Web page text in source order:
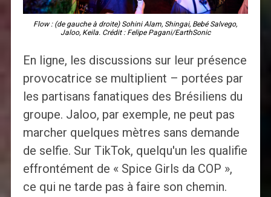
Flow : (de gauche à droite) Sohini Alam, Shingai, Bebé Salvego,
Jaloo, Keila. Crédit : Felipe Pagani/EarthSonic
En ligne, les discussions sur leur présence
provocatrice se multiplient – ​​portées par
les partisans fanatiques des Brésiliens du
groupe. Jaloo, par exemple, ne peut pas
marcher quelques mètres sans demande
de selfie. Sur TikTok, quelqu'un les qualifie
effrontément de « Spice Girls da COP »,
ce qui ne tarde pas à faire son chemin.